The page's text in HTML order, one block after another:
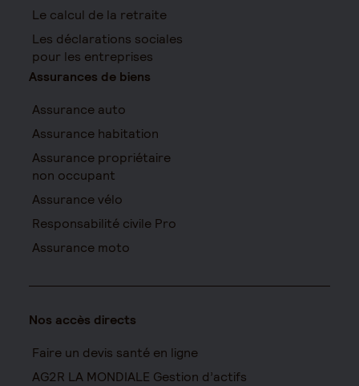
Le calcul de la retraite
Les déclarations sociales
pour les entreprises
Assurances de biens
Assurance auto
Assurance habitation
Assurance propriétaire
non occupant
Assurance vélo
Responsabilité civile Pro
Assurance moto
Nos accès directs
Faire un devis santé en ligne
AG2R LA MONDIALE Gestion d’actifs